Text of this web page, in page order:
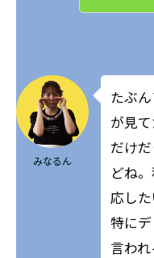
みなるん
たぶ
が見
だけ
どね。
応した
特に
言わ